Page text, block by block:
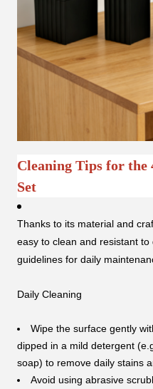
Cleaning Tips for the
Set
Thanks to its material and
easy to clean and resistant
guidelines for daily
Daily Cleaning
Wipe the surface gently
dipped in a mild detergent
soap) to remove daily stains
Avoid using abrasive